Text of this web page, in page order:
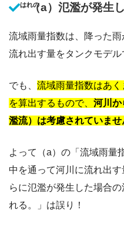
はれの（a）氾濫が発生
流域雨量指数は、降った
流れ出す量をタンクモデル
でも、 流域雨量指数はあく
を算出するもので、 河川か
濫流）は考慮されていませ
よって（a）の「流域雨量
中を通って河川に流れ出
らに氾濫が発生した場合
れる。」は誤り！